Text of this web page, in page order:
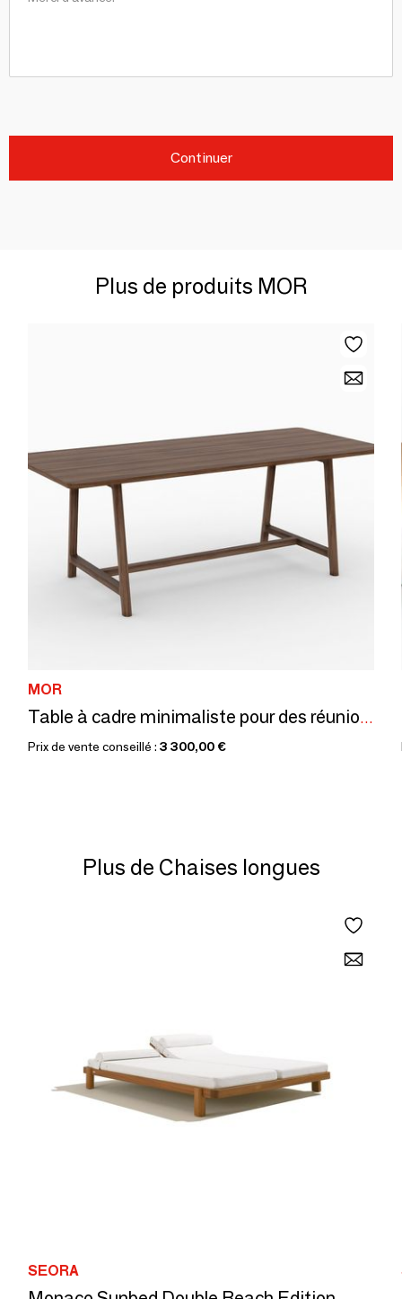
Continuer
Plus de produits MOR
MOR
Table à cadre minimaliste pour des réunions intemporelles par Depping
Prix de vente conseillé : 3 300,00 €
Plus de Chaises longues
SEORA